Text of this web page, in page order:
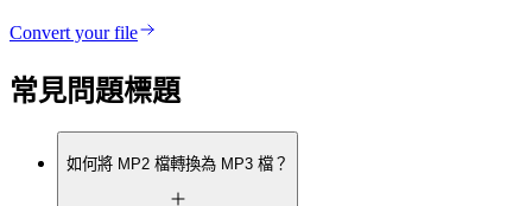
Convert your file
常見問題標題
如何將 MP2 檔轉換為 MP3 檔？